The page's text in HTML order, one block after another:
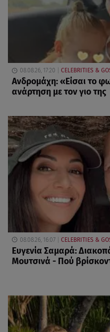
08.08.26, 17:20 CELEBRITIES &
Ανδρομάχη: «Είσαι το
ανάρτηση με τον γιο της
08.08.26, 16:07 CELEBRITIES &
Ευγενία Σαμαρά:
Μουτσινά - Πού